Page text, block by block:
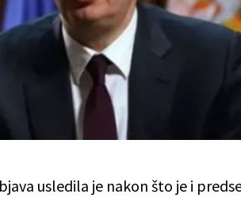
usledila je nakon što je i